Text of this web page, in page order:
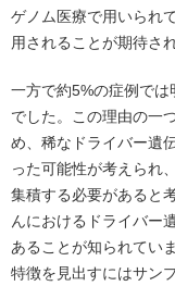
ゲノム医療で用いられ
用されることが期待さ
一方で約5%の症例で
でした。この理由の一
め、稀なドライバー遺
った可能性が考えられ
集積する必要があると
んにおけるドライバー
あることが知られてい
特徴を見出すにはサン